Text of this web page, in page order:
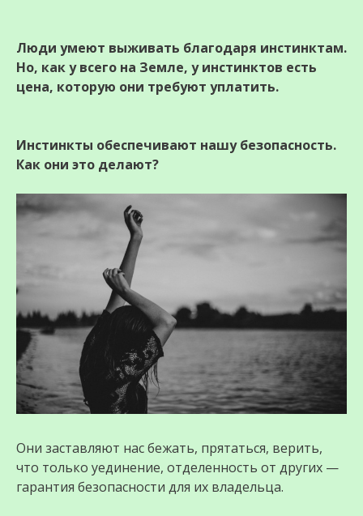
Люди умеют выживать благодаря инстинктам.
Но, как у всего на Земле, у инстинктов есть
цена, которую они требуют уплатить.
Инстинкты обеспечивают нашу безопасность.
Как они это делают?
Они заставляют нас бежать, прятаться, верить,
что только уединение, отделенность от других —
гарантия безопасности для их владельца.